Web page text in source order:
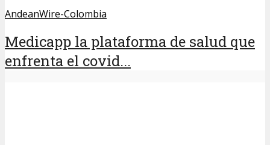
AndeanWire-Colombia
Medicapp la plataforma de salud que
enfrenta el covid...